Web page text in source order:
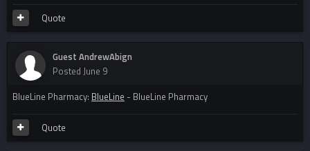
Quote
Guest AndrewAbign
Posted June 9
BlueLine Pharmacy: BlueLine - BlueLine Pharmacy
Quote